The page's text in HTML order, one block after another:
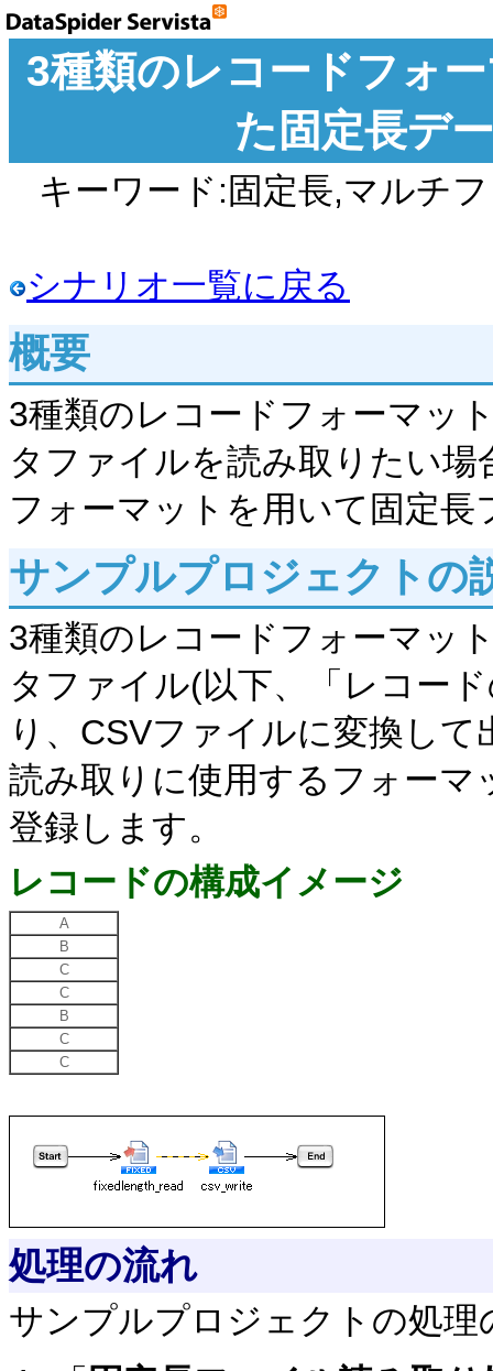
3種類のレコードフォ
た固定長デ
キーワード:固定長,マルチ
シナリオ一覧に戻る
概要
3種類のレコードフォーマッ
タファイルを読み取りたい
フォーマットを用いて固定
サンプルプロジェクトの
3種類のレコードフォーマッ
タファイル(以下、「レコー
り、CSVファイルに変換して
読み取りに使用するフォー
登録します。
レコードの構成イメージ
A
B
C
C
B
C
C
処理の流れ
サンプルプロジェクトの処